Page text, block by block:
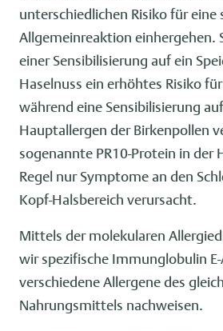
unterschiedlichen Risiko für eine
Allgemeinreaktion einhergehen.
einer Sensibilisierung auf ein
Haselnuss ein erhöhtes Risiko
während eine Sensibilisierung
Hauptallergen der Birkenpollen
sogenannte PR10-Protein in der
Regel nur Symptome an den
Kopf-Halsbereich verursacht.
Mittels der molekularen
wir spezifische Immunglobulin
verschiedene Allergene des
Nahrungsmittels nachweisen.